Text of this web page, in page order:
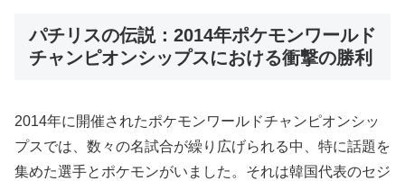
パチリスの伝説：2014年ポケモンワールド
チャンピオンシップスにおける衝撃の勝利
2014年に開催されたポケモンワールドチャンピオンシッ
プスでは、数々の名試合が繰り広げられる中、特に話題を
集めた選手とポケモンがいました。それは韓国代表のセジ